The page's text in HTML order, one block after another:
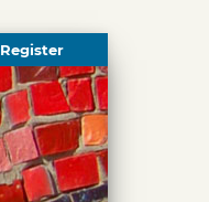
Register